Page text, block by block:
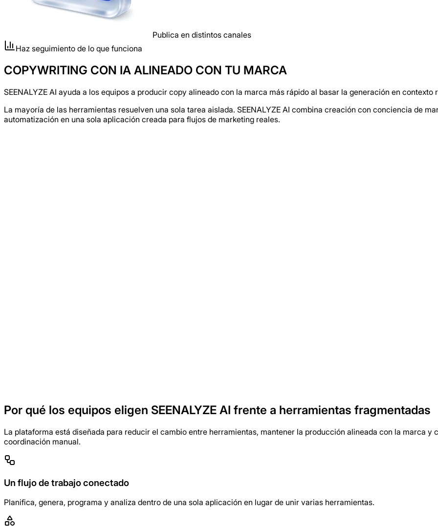
Publica en distintos canales
Haz seguimiento de lo que funciona
COPYWRITING CON IA ALINEADO CON TU MARCA
SEENALYZE AI ayuda a los equipos a producir copy alineado con la marca más rápido al basar la generación en
La mayoría de las herramientas resuelven una sola tarea aislada. SEENALYZE AI combina creación con conciencia de
automatización en una sola aplicación creada para flujos de marketing reales.
Por qué los equipos eligen SEENALYZE AI frente a herramientas fragmentadas
La plataforma está diseñada para reducir el cambio entre herramientas, mantener la producción alineada con la marca
coordinación manual.
Un flujo de trabajo conectado
Planifica, genera, programa y analiza dentro de una sola aplicación en lugar de unir varias herramientas.